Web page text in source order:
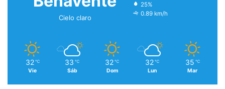
Cielo claro
25%
0.89 km/h
32 ℃
Vie
33 ℃
Sáb
32 ℃
Dom
32 ℃
Lun
35 ℃
Mar